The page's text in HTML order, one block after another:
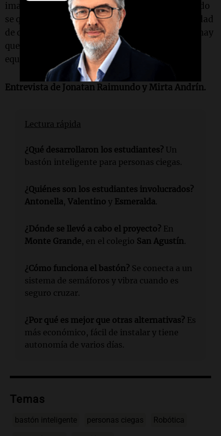
Video
imaginaban”. Y cerró con una reflexión: “Cuando
se quiere, se puede. Los chicos tienen la capacidad
de desarrollar estas cosas y muchas más, solo hay
que incentivarlos y que no tengan miedo a
equivocarse”.
Entrevista de Jonatan RaimundoyMirta Andrín.
Lectura rápida
¿Qué desarrollaron los estudiantes? Un
bastón inteligente para personas ciegas.
¿Quiénes son los estudiantes involucrados?
Antonella, Valentino y Esmeralda.
¿Dónde se llevó a cabo el proyecto? En
Monte Grande, en el colegio San Agustín.
¿Cómo funciona el bastón? Se conecta a un
sistema de semáforos y vibra cuando es
seguro cruzar.
¿Por qué es mejor que otras alternativas? Es
más económico, fácil de instalar y tiene
autonomía de varios días.
Temas
bastón inteligente personas ciegas Robótica